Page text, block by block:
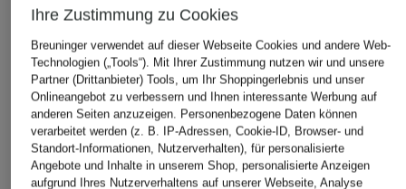
SELECTED
Hemdbluse mit 3/4-
Arm
69,99 €
SPORTALM
Blusenshirt mit 3/4-
Arm und
Schmucksteinen
249 €
+Aktionsrabatt
rossana diva
Hemdbluse
99,99 €
Ihre Zustimmung zu Cookies
Breuninger verwendet auf dieser Webseite Cookies und andere Web-
Technologien („Tools“). Mit Ihrer Zustimmung nutzen wir und unsere
Partner (Drittanbieter) Tools, um Ihr Shoppingerlebnis und unser
Onlineangebot zu verbessern und Ihnen interessante Werbung auf
anderen Seiten anzuzeigen. Personenbezogene Daten können
verarbeitet werden (z. B. IP-Adressen, Cookie-ID, Browser- und
Standort-Informationen, Nutzerverhalten), für personalisierte
Angebote und Inhalte in unserem Shop, personalisierte Anzeigen
aufgrund Ihres Nutzerverhaltens auf unserer Webseite, Analyse